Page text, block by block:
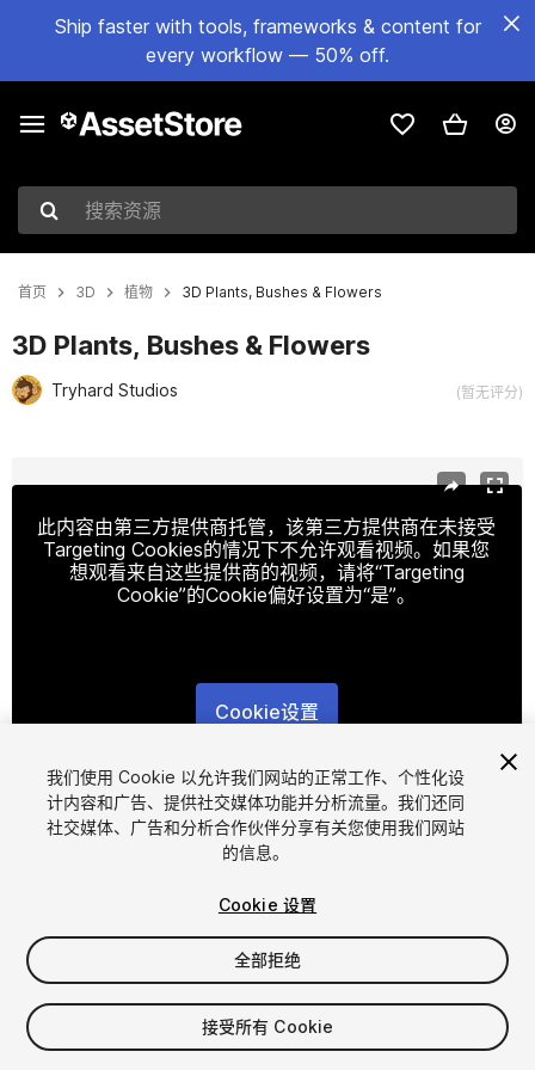
Ship faster with tools, frameworks & content for
every workflow — 50% off.
搜索资源
首页 3D 植物 3D Plants, Bushes & Flowers
3D Plants, Bushes & Flowers
Tryhard Studios (暂无评分)
此内容由第三方提供商托管，该第三方提供商在未接受
Targeting Cookies的情况下不允许观看视频。如果您
想观看来自这些提供商的视频，请将“Targeting
Cookie”的Cookie偏好设置为“是”。
Cookie设置
1/16
$14.99
增值税将在结算时计算
我们使用 Cookie 以允许我们网站的正常工作、个性化设
计内容和广告、提供社交媒体功能并分析流量。我们还同
社交媒体、广告和分析合作伙伴分享有关您使用我们网站
的信息。
Cookie 设置
全部拒绝
接受所有 Cookie